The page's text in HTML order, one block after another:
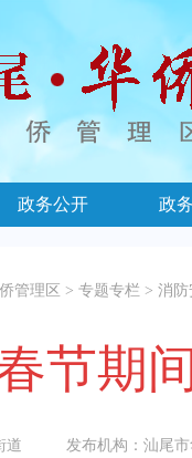
政务公开 政
管理区 > 专题专栏 > 消防
节期
道 发布机构： 汕尾